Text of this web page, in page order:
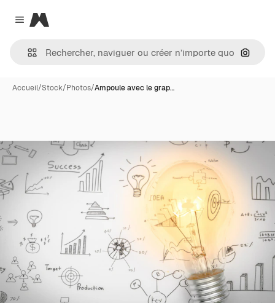
Close menu
Magnific
Accueil/Stock/Photos/Ampoule avec le grap…